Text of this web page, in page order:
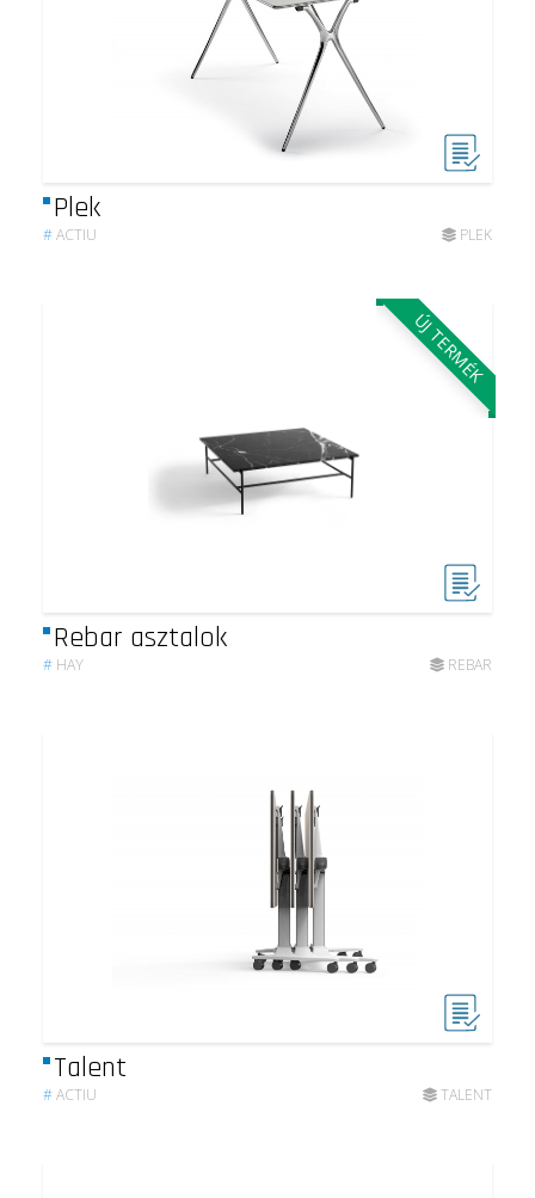
Plek
#ACTIU PLEK
ÚJ TERMÉK
Rebar asztalok
# HAY REBAR
Talent
#ACTIU TALENT